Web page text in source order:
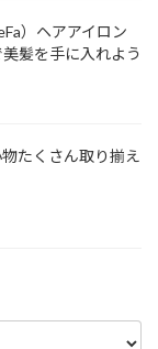
）ヘアアイロン
髪を手に入れよう
たくさん取り揃え